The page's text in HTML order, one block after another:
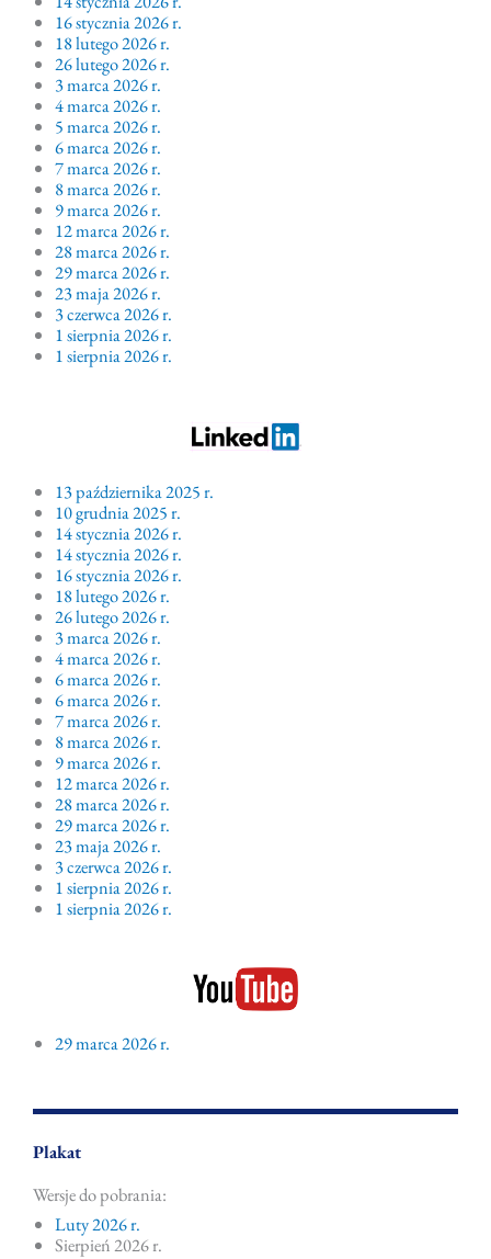
16 stycznia 2026 r.
18 lutego 2026 r.
26 lutego 2026 r.
3 marca 2026 r.
4 marca 2026 r.
5 marca 2026 r.
6 marca 2026 r.
7 marca 2026 r.
8 marca 2026 r.
9 marca 2026 r.
12 marca 2026 r.
28 marca 2026 r.
29 marca 2026 r.
23 maja 2026 r.
3 czerwca 2026 r.
1 sierpnia 2026 r.
1 sierpnia 2026 r.
13 października 2025 r.
10 grudnia 2025 r.
14 stycznia 2026 r.
14 stycznia 2026 r.
16 stycznia 2026 r.
18 lutego 2026 r.
26 lutego 2026 r.
3 marca 2026 r.
4 marca 2026 r.
6 marca 2026 r.
6 marca 2026 r.
7 marca 2026 r.
8 marca 2026 r.
9 marca 2026 r.
12 marca 2026 r.
28 marca 2026 r.
29 marca 2026 r.
23 maja 2026 r.
3 czerwca 2026 r.
1 sierpnia 2026 r.
1 sierpnia 2026 r.
29 marca 2026 r.
Plakat
Wersje do pobrania:
Luty 2026 r.
Sierpień 2026 r.